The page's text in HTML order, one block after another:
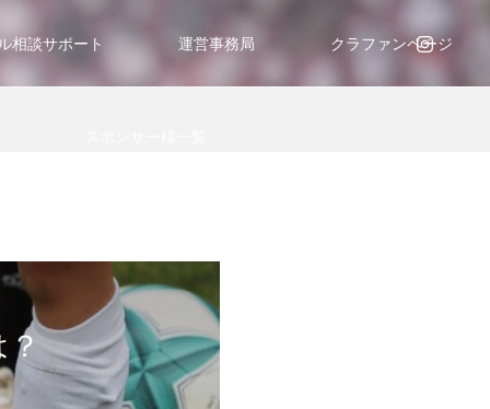
相談サポート 運営事務局 クラファンページ